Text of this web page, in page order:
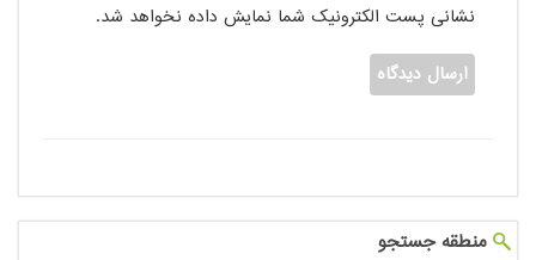
نشانی پست الکترونیک شما نمایش داده نخواهد شد.
منطقه جستجو